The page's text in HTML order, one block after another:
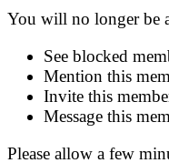
You will no longer be
See blocked
Mention this
Invite this
Message this
Please allow a few